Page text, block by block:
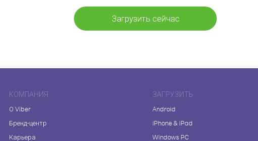
Загрузить сейчас
КОМПАНИЯ
О Viber
Бренд-центр
Карьера
ЗАГРУЗИТЬ
Android
iPhone & iPad
Windows PC